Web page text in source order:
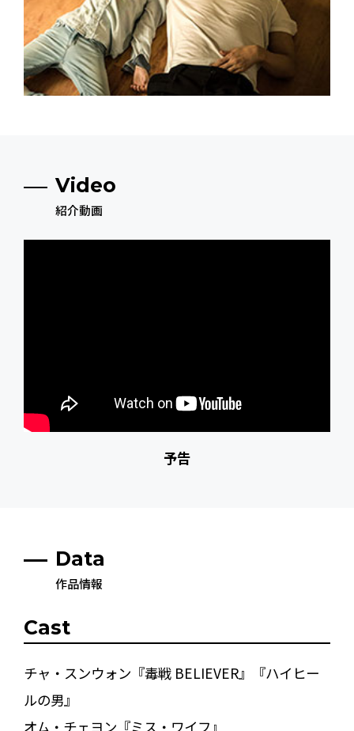
Video
紹介動画
予告
Data
作品情報
Cast
チャ・スンウォン『毒戦 BELIEVER』『ハイヒー
ルの男』
オム・チェヨン『ミス・ワイフ』